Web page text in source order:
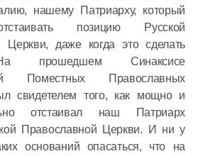
нашему Патриарху, который
позицию Русской
Церкви, даже когда это сделать
прошедшем Синаксисе
Поместных Православных
свидетелем того, как мощно и
отстаивал наш Патриарх
Православной Церкви. И ни у
оснований опасаться, что на